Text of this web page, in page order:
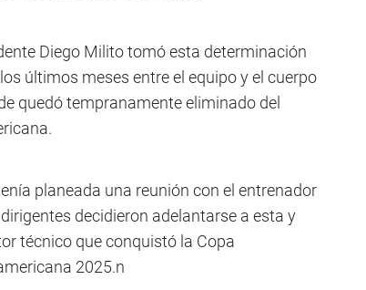
Diego Milito tomó esta determinación
últimos meses entre el equipo y el cuerpo
quedó tempranamente eliminado del
planeada una reunión con el entrenador
decidieron adelantarse a esta y
técnico que conquistó la Copa
2025.n